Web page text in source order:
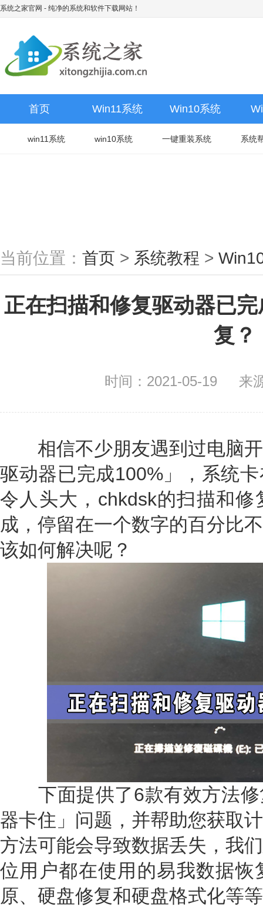
系统之家官网 - 纯净的系统和软件下载网站！
首页 Win11系统 Win10系统
win11系统 win10系统 一键重装系统 系统
当前位置： 首页 > 系统教程 >
正在扫描和修复驱动器已
复？
时间：2021-05-19 来
相信不少朋友遇到过电脑开
驱动器已完成100%」，系统
令人头大，chkdsk的扫描和
成，停留在一个数字的百分比
该如何解决呢？
下面提供了6款有效方法修
器卡住」问题，并帮助您获取
方法可能会导致数据丢失，我
位用户都在使用的易我数据
原、硬盘修复和硬盘格式化等